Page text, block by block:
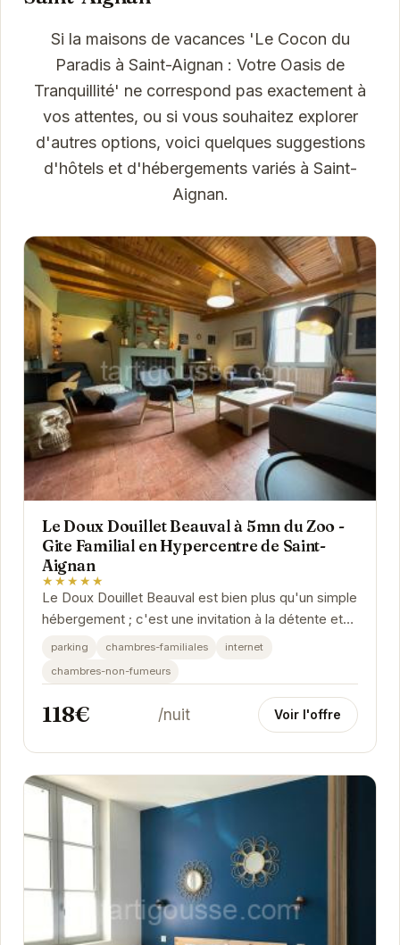
Si la maisons de vacances 'Le Cocon du
Paradis à Saint-Aignan : Votre Oasis de
Tranquillité' ne correspond pas exactement à
vos attentes, ou si vous souhaitez explorer
d'autres options, voici quelques suggestions
d'hôtels et d'hébergements variés à Saint-
Aignan.
Le Doux Douillet Beauval à 5mn du Zoo -
Gite Familial en Hypercentre de Saint-
Aignan
★★★★★
Le Doux Douillet Beauval est bien plus qu'un simple
hébergement ; c'est une invitation à la détente et
au partage en famille. Sa proximité avec...
parking chambres-familiales
internet
chambres-non-fumeurs
118€ /nuit Voir l'offre